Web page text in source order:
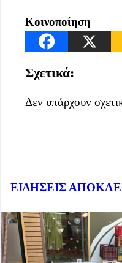
Κοινοποίηση
Σχετικά:
Δεν υπάρχουν
ΕΙΔΗΣΕΙΣ